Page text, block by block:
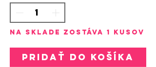
Na sklade zostáva 1 kusov
Pridať do košíka